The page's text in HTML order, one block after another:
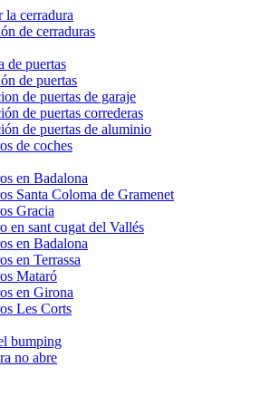
la cerradura
de cerraduras
de puertas
de puertas
de puertas de garaje
de puertas correderas
de puertas de aluminio
de coches
en Badalona
Santa Coloma de Gramenet
Gracia
en sant cugat del Vallés
en Badalona
en Terrassa
Mataró
en Girona
Les Corts
bumping
no abre